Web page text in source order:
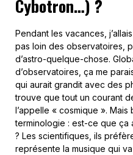
Cybotron…) ?
Pendant les vacances,
pas loin des observatoires,
d’astro-quelque-chose.
d’observatoires, ça me
qui aurait grandit avec des
trouve que tout un courant
l’appelle « cosmique ». Mais
terminologie : est-ce que ça
? Les scientifiques, ils
représente la musique qui